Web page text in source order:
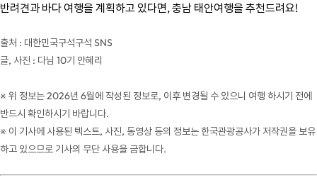
반려견과 바다 여행을 계획하고 있다면, 충남 태안여행을 추천드려요!
출처 : 대한민국구석구석 SNS
글, 사진 : 다님 10기 안혜리
※ 위 정보는 2026년 6월에 작성된 정보로, 이후 변경될 수 있으니 여행 하시기 전에
반드시 확인하시기 바랍니다.
※ 이 기사에 사용된 텍스트, 사진, 동영상 등의 정보는 한국관광공사가 저작권을 보유
하고 있으므로 기사의 무단 사용을 금합니다.